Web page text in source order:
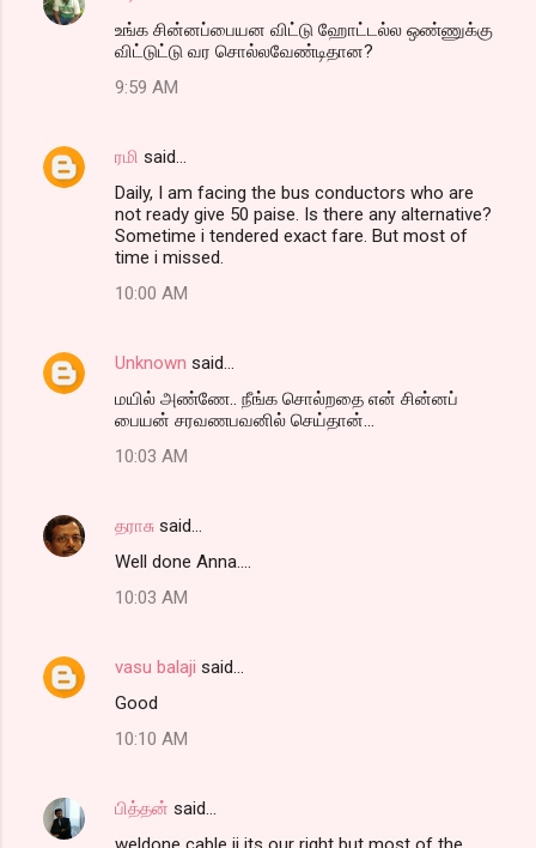
உங்க சின்னப்பையன விட்டு ஹோட்டல்ல ஒண்ணுக்கு
விட்டுட்டு வர சொல்லவேண்டிதான?
9:59 AM
ரமி said…
Daily, I am facing the bus conductors who are
not ready give 50 paise. Is there any alternative?
Sometime i tendered exact fare. But most of
time i missed.
10:00 AM
Unknown said…
மயில் அண்ணே.. நீங்க சொல்றதை என் சின்னப்
பையன் சரவணபவனில் செய்தான்...
10:03 AM
தராசு said…
Well done Anna....
10:03 AM
vasu balaji said…
Good
10:10 AM
பித்தன் said…